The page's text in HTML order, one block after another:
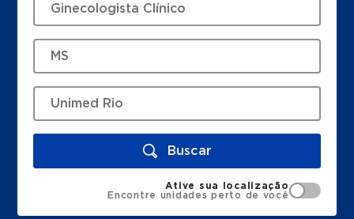
Buscar
Ative sua localização
Encontre unidades perto de você